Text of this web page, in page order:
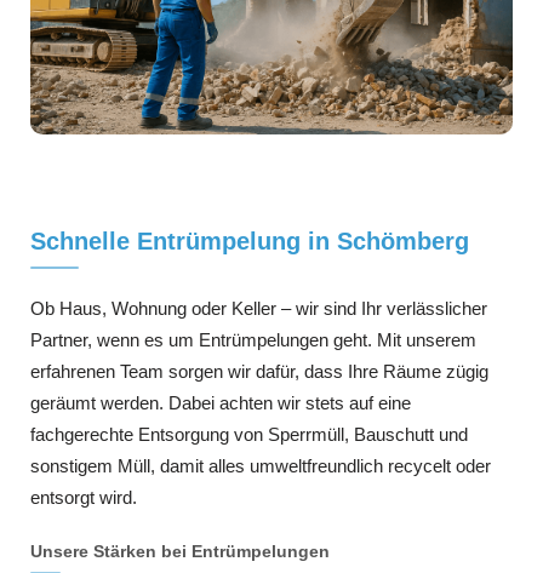
Schnelle Entrümpelung in Schömberg
Ob Haus, Wohnung oder Keller – wir sind Ihr verlässlicher
Partner, wenn es um Entrümpelungen geht. Mit unserem
erfahrenen Team sorgen wir dafür, dass Ihre Räume zügig
geräumt werden. Dabei achten wir stets auf eine
fachgerechte Entsorgung von Sperrmüll, Bauschutt und
sonstigem Müll, damit alles umweltfreundlich recycelt oder
entsorgt wird.
Unsere Stärken bei Entrümpelungen